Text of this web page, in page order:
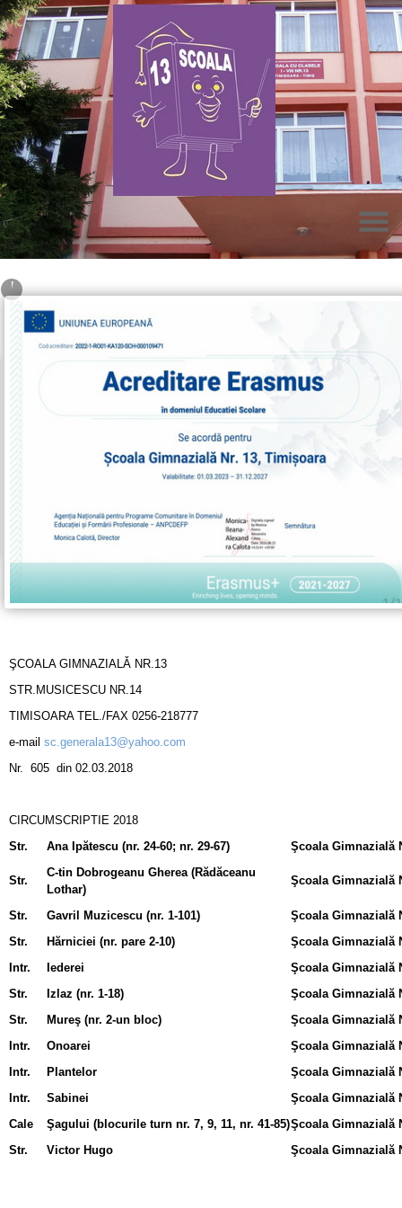
ŞCOALA GIMNAZIALǍ NR.13
STR.MUSICESCU NR.14
TIMISOARA TEL./FAX 0256-218777
e-mail sc.generala13@yahoo.com
Nr. 605 din 02.03.2018
CIRCUMSCRIPTIE 2018
Str.
Ana Ipătescu (nr. 24-60; nr. 29-67) Şcoala Gimnazială
Str.
C-tin Dobrogeanu Gherea (Rădăceanu
Lothar)
Şcoala Gimnazială
Str. Gavril Muzicescu (nr. 1-101)
Şcoala Gimnazială
Str.
Hărniciei (nr. pare 2-10)
Şcoala Gimnazială
Intr.
Iederei
Şcoala Gimnazială
Str.
Izlaz (nr. 1-18)
Şcoala Gimnazială
Str.
Mureş (nr. 2-un bloc)
Şcoala Gimnazială
Intr.
Onoarei
Şcoala Gimnazială
Intr.
Plantelor
Şcoala Gimnazială
Intr.
Sabinei
Şcoala Gimnazială
Cale
Şagului (blocurile turn nr. 7, 9, 11, nr. 41-85)Şcoala Gimnazială
Str.
Victor Hugo Şcoala Gimnazială